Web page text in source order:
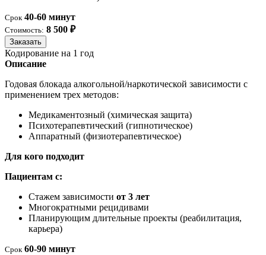
Срок 40-60 минут
Стоимость: 8 500 ₽
Заказать
Кодирование на 1 год
Описание
Годовая блокада алкогольной/наркотической зависимости с
применением трех методов:
Медикаментозный (химическая защита)
Психотерапевтический (гипнотическое)
Аппаратный (физиотерапевтическое)
Для кого подходит
Пациентам с:
Стажем зависимости от 3 лет
Многократными рецидивами
Планирующим длительные проекты (реабилитация,
карьера)
Срок 60-90 минут